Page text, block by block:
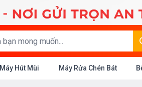
Máy Hút Mùi Máy Rửa Chén Bát